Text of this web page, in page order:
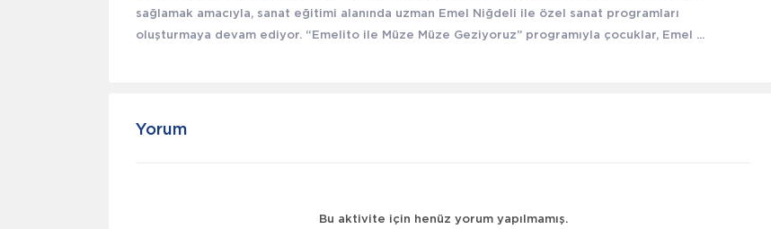
sağlamak amacıyla, sanat eğitimi alanında uzman Emel Niğdeli ile özel sanat programları
oluşturmaya devam ediyor. “Emelito ile Müze Müze Geziyoruz” programıyla çocuklar, Emel ...
Yorum
Bu aktivite için henüz yorum yapılmamış.